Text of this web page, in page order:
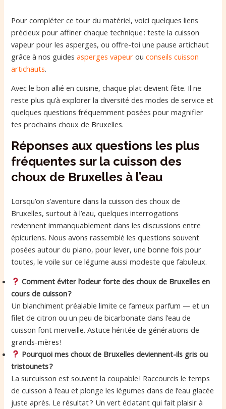
Pour compléter ce tour du matériel, voici quelques liens
précieux pour affiner chaque technique : teste la cuisson
vapeur pour les asperges, ou offre-toi une pause artichaut
grâce à nos guidesasperges vapeur ouconseils cuisson
artichauts.
Avec le bon allié en cuisine, chaque plat devient fête. Il ne
reste plus qu’à explorer la diversité des modes de service et
quelques questions fréquemment posées pour magnifier
tes prochains choux de Bruxelles.
Réponses aux questions les plus
fréquentes sur la cuisson des
choux de Bruxelles à l’eau
Lorsqu’on s’aventure dans la cuisson des choux de
Bruxelles, surtout à l’eau, quelques interrogations
reviennent immanquablement dans les discussions entre
épicuriens. Nous avons rassemblé les questions souvent
posées autour du piano, pour lever, une bonne fois pour
toutes, le voile sur ce légume aussi modeste que fabuleux.
Comment éviter l’odeur forte des choux de Bruxelles en
cours de cuisson ?
Un blanchiment préalable limite ce fameux parfum — et un
filet de citron ou un peu de bicarbonate dans l’eau de
cuisson font merveille. Astuce héritée de générations de
grands-mères !
Pourquoi mes choux de Bruxelles deviennent-ils gris ou
tristounets ?
La surcuisson est souvent la coupable ! Raccourcis le temps
de cuisson à l’eau et plonge les légumes dans de l’eau glacée
juste après. Le résultat ? Un vert éclatant qui fait plaisir à